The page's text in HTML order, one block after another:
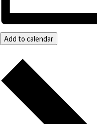
Add to calendar